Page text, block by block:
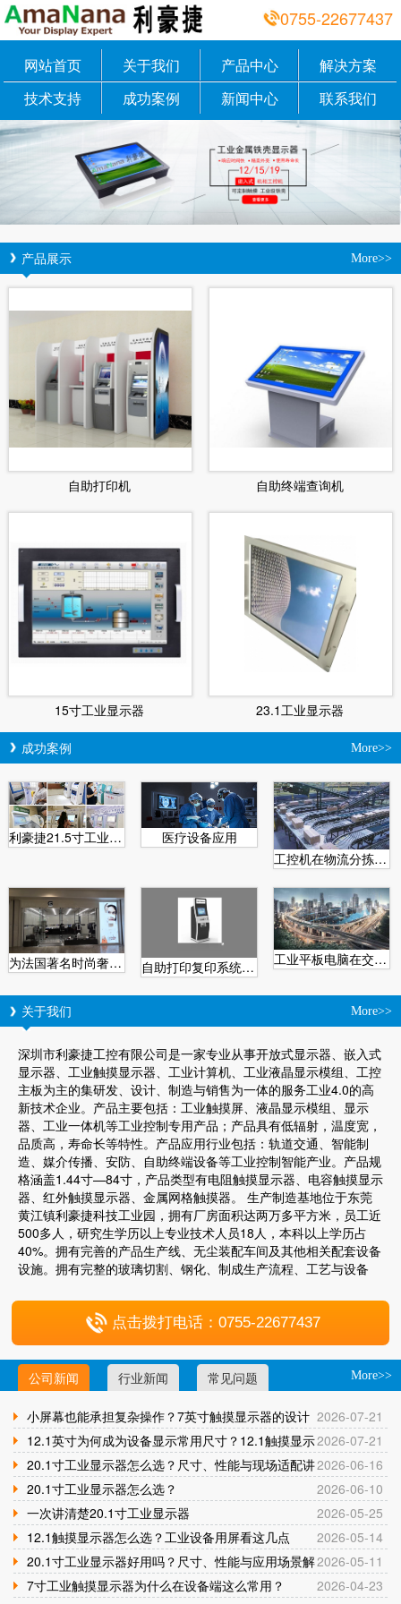
0755-22677437
网站首页 关于我们 产品中心
解决方案
技术支持
成功案例 新闻中心 联系我们
More>>
产品展示
自助打印机 自助终端查询机
15寸工业显示器 23.1工业显示器
More>>
成功案例
利豪捷21.5寸工业安卓一体机在医用自助取片机的特点
医疗设备应用
工控机在物流分拣系统中的应用
为法国著名时尚奢侈品Givenchy纪梵希配套产品 自助打印复印系统为城市助力 工业平板电脑在交通业的应用
More>>
关于我们
深圳市利豪捷工控有限公司是一家专业从事开放式显示器、嵌入式
显示器、工业触摸显示器、工业计算机、工业液晶显示模组、工控
主板为主的集研发、设计、制造与销售为一体的服务工业4.0的高
新技术企业。产品主要包括：工业触摸屏、液晶显示模组、显示
器、工业一体机等工业控制专用产品；产品具有低辐射，温度宽，
品质高，寿命长等特性。产品应用行业包括：轨道交通、智能制
造、媒介传播、安防、自助终端设备等工业控制智能产业。产品规
格涵盖1.44寸—84寸，产品类型有电阻触摸显示器、电容触摸显示
器、红外触摸显示器、金属网格触摸器。 生产制造基地位于东莞
黄江镇利豪捷科技工业园，拥有厂房面积达两万多平方米，员工近
500多人，研究生学历以上专业技术人员18人，本科以上学历占
40%。拥有完善的产品生产线、无尘装配车间及其他相关配套设备
设施。拥有完整的玻璃切割、钢化、制成生产流程、工艺与设备
点击拨打电话：0755-22677437
More>>
公司新闻 行业新闻 常见问题
2026-07-21
小屏幕也能承担复杂操作？7英寸触摸显示器的设计
与应用逻辑
2026-07-21
12.1英寸为何成为设备显示常用尺寸？12.1触摸显示
器应用解析
2026-06-16
20.1寸工业显示器怎么选？尺寸、性能与现场适配讲
清楚
2026-06-10
20.1寸工业显示器怎么选？
2026-05-25
一次讲清楚20.1寸工业显示器
2026-05-14
12.1触摸显示器怎么选？工业设备用屏看这几点
2026-05-11
20.1寸工业显示器好用吗？尺寸、性能与应用场景解
析
2026-04-23
7寸工业触摸显示器为什么在设备端这么常用？